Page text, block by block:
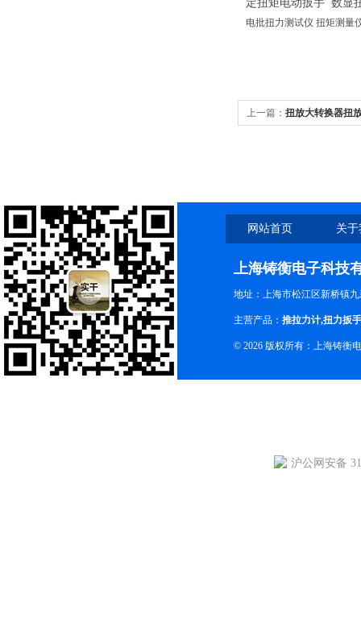
定扭矩电动扳手 数显
电批扭力测试仪 扭矩测量
上一篇： 扭放大转换器扭
网站首页 关
上海铸衡电子科技
地址：上海市松江区新桥镇
主营产品： 推拉力计,扭力扳手
© 2026 版权所有：上海铸衡
沪公网安备